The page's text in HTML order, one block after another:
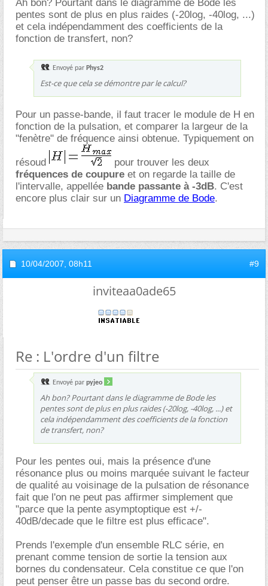
Ah bon? Pourtant dans le diagramme de Bode les
pentes sont de plus en plus raides (-20log, -40log, ...)
et cela indépendamment des coefficients de la
fonction de transfert, non?
Envoyé par Phys2
Est-ce que cela se démontre par le calcul?
Pour un passe-bande, il faut tracer le module de H en
fonction de la pulsation, et comparer la largeur de la
"fenètre" de fréquence ainsi obtenue. Typiquement on
résoud
pour trouver les deux
fréquences de coupure et on regarde la taille de
l'intervalle, appellée bande passante à -3dB. C'est
encore plus clair sur un Diagramme de Bode.
10/04/2007, 08h11 #9
inviteaa0ade65
Re : L'ordre d'un filtre
Envoyé par pyjeo
Ah bon? Pourtant dans le diagramme de Bode les
pentes sont de plus en plus raides (-20log, -40log, ...) et
cela indépendamment des coefficients de la fonction
de transfert, non?
Pour les pentes oui, mais la présence d'une
résonance plus ou moins marquée suivant le facteur
de qualité au voisinage de la pulsation de résonance
fait que l'on ne peut pas affirmer simplement que
"parce que la pente asymptoptique est +/-
40dB/decade que le filtre est plus efficace".
Prends l'exemple d'un ensemble RLC série, en
prenant comme tension de sortie la tension aux
bornes du condensateur. Cela constitue ce que l'on
peut penser être un passe bas du second ordre.